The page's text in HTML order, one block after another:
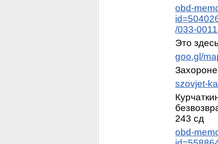
obd-
/033-
Это
goo.gl/
szovjet-
243 сд
obd-